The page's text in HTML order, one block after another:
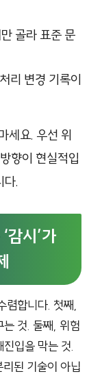
골라 표준 문
리 변경 기록이
세요. 우선 위
향이 현실적입
다.
시’가
렴합니다. 첫째,
것. 둘째, 위험
입을 막는 것.
된 기술이 아닙